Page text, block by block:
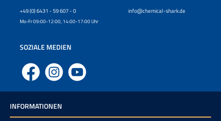
+49 (0) 6431 - 59 607 - 0
Mo-Fr 09:00-12:00, 14:00-17:00 Uhr
info@chemical-shark.de
SOZIALE MEDIEN
Facebook Instagram YouTube
INFORMATIONEN